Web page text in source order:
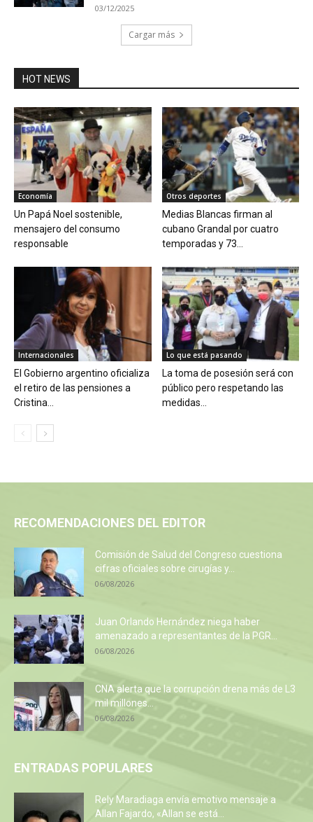
03/12/2025
Cargar más
HOT NEWS
Economía
Un Papá Noel sostenible,
mensajero del consumo
responsable
Otros deportes
Medias Blancas firman al
cubano Grandal por cuatro
temporadas y 73...
Internacionales
El Gobierno argentino oficializa
el retiro de las pensiones a
Cristina...
Lo que está pasando
La toma de posesión será con
público pero respetando las
medidas...
RECOMENDACIONES DEL EDITOR
Comisión de Salud del Congreso cuestiona
cifras oficiales sobre cirugías y...
06/08/2026
Juan Orlando Hernández niega haber
amenazado a representantes de la PGR...
06/08/2026
CNA alerta que la corrupción drena más de L3
mil millones...
06/08/2026
ENTRADAS POPULARES
Rely Maradiaga envía emotivo mensaje a
Allan Fajardo, «Allan se está...